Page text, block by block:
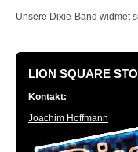
Musikalische
Oldies
Lion square
Unsere Dixie-Band widmet
LION SQUARE
Kontakt:
Joachim Hoffmann